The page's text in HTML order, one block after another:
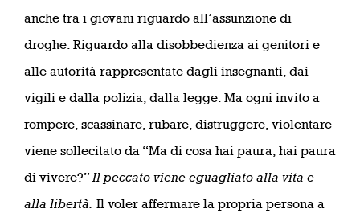
anche tra i giovani riguardo all’assunzione di
droghe. Riguardo alla disobbedienza ai genitori e
alle autorità rappresentate dagli insegnanti, dai
vigili e dalla polizia, dalla legge. Ma ogni invito a
rompere, scassinare, rubare, distruggere, violentare
viene sollecitato da “Ma di cosa hai paura, hai paura
di vivere?” Il peccato viene eguagliato alla vita e
alla libertà. Il voler affermare la propria persona a